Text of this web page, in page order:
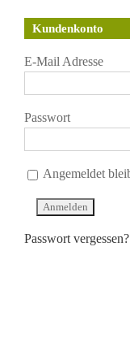
Kundenkonto
E-Mail Adresse
Passwort
Angemeldet
Passwort vergessen?